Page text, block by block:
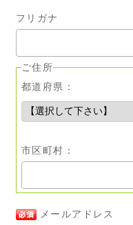
フリガナ
ご住所
都道府県：
市区町村：
メールアドレス